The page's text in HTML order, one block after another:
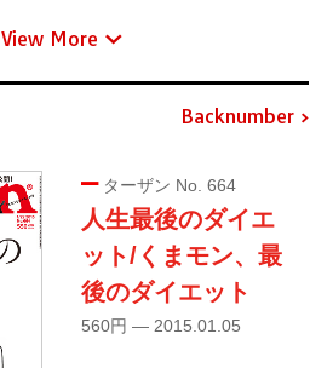
View More
Backnumber
ターザン No. 664
人生最後のダイエ
ット/くまモン、最
後のダイエット
560円 — 2015.01.05